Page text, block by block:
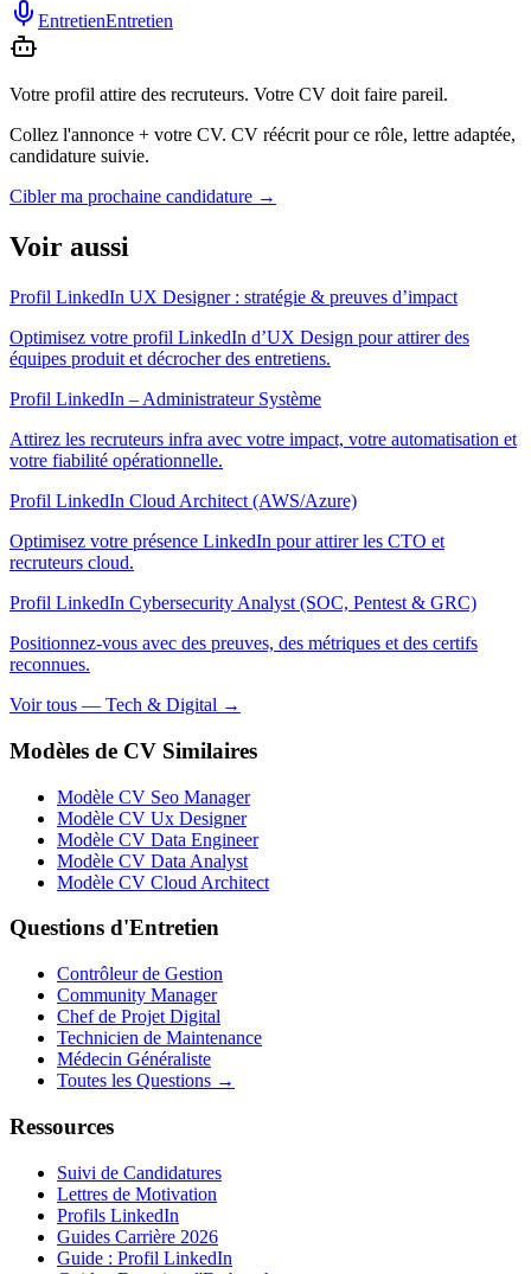
EntretienEntretien
Votre profil attire des recruteurs. Votre CV doit faire pareil.
Collez l'annonce + votre CV. CV réécrit pour ce rôle, lettre adaptée,
candidature suivie.
Cibler ma prochaine candidature →
Voir aussi
Profil LinkedIn UX Designer : stratégie & preuves d’impact
Optimisez votre profil LinkedIn d’UX Design pour attirer des
équipes produit et décrocher des entretiens.
Profil LinkedIn – Administrateur Système
Attirez les recruteurs infra avec votre impact, votre automatisation et
votre fiabilité opérationnelle.
Profil LinkedIn Cloud Architect (AWS/Azure)
Optimisez votre présence LinkedIn pour attirer les CTO et
recruteurs cloud.
Profil LinkedIn Cybersecurity Analyst (SOC, Pentest & GRC)
Positionnez-vous avec des preuves, des métriques et des certifs
reconnues.
Voir tous — Tech & Digital →
Modèles de CV Similaires
Modèle CV Seo Manager
Modèle CV Ux Designer
Modèle CV Data Engineer
Modèle CV Data Analyst
Modèle CV Cloud Architect
Questions d'Entretien
Contrôleur de Gestion
Community Manager
Chef de Projet Digital
Technicien de Maintenance
Médecin Généraliste
Toutes les Questions →
Ressources
Suivi de Candidatures
Lettres de Motivation
Profils LinkedIn
Guides Carrière 2026
Guide : Profil LinkedIn